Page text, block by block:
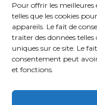
Pour offrir les meilleures
telles que les cookies
appareils. Le fait de
traiter des données
uniques sur ce site. Le
consentement peut
et fonctions.